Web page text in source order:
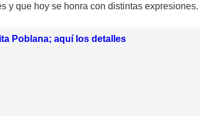
y que hoy se honra con distintas expresiones.
Poblana; aquí los detalles